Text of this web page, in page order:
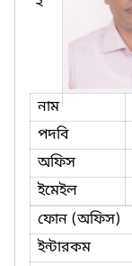
নাম
পদবি
অফিস
ইমেইল
ফোন (অফিস)
ইন্টারকম